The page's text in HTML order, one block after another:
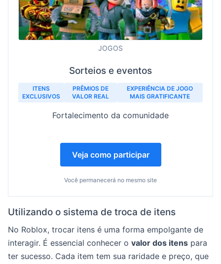
JOGOS
Sorteios e eventos
ITENS
EXCLUSIVOS
PRÊMIOS DE
VALOR REAL
EXPERIÊNCIA DE JOGO
MAIS GRATIFICANTE
Fortalecimento da comunidade
Veja como participar
Você permanecerá no mesmo site
Utilizando o sistema de troca de itens
No Roblox, trocar itens é uma forma empolgante de
interagir. É essencial conhecer o valor dos itens para
ter sucesso. Cada item tem sua raridade e preço, que